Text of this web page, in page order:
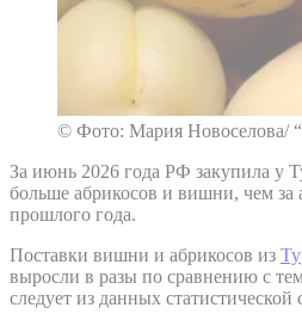
© Фото: Мария Новоселова/
За июнь 2026 года РФ закупила у
больше абрикосов и вишни, чем за
прошлого года.
Поставки вишни и абрикосов из
выросли в разы по сравнению с
следует из данных